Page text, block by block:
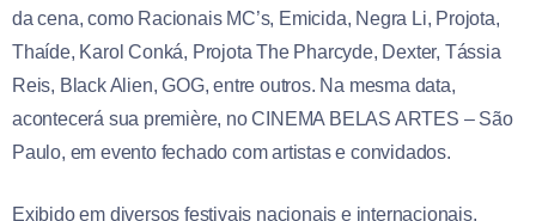
da cena, como Racionais MC’s, Emicida, Negra Li, Projota,
Thaíde, Karol Conká, Projota The Pharcyde, Dexter, Tássia
Reis, Black Alien, GOG, entre outros. Na mesma data,
acontecerá sua première, no CINEMA BELAS ARTES – São
Paulo, em evento fechado com artistas e convidados.
Exibido em diversos festivais nacionais e internacionais,